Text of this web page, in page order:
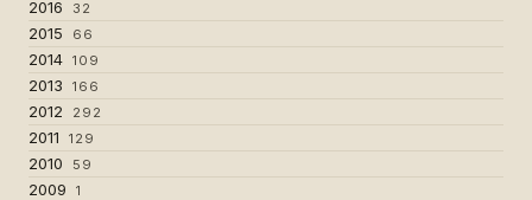
2016 32
2015 66
2014 109
2013 166
2012 292
2011 129
2010 59
2009 1